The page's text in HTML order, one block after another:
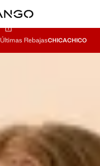
Últimas RebajasCHICACHICO